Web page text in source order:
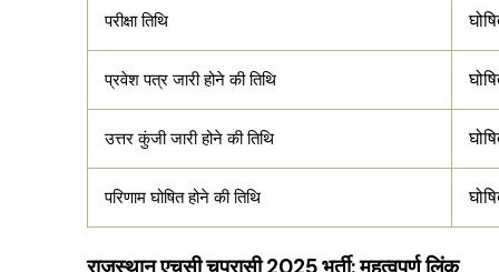
परीक्षा तिथि
प्रवेश पत्र जारी होने की तिथि
उत्तर कुंजी जारी होने की तिथि
परिणाम घोषित होने की तिथि